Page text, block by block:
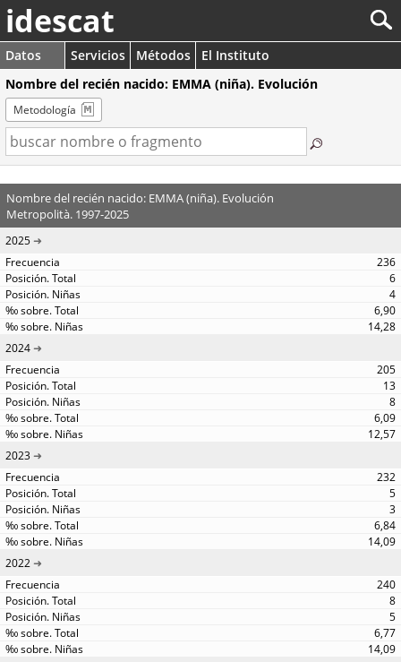
idescat
Datos Servicios Métodos
El Instituto
Nombre del recién nacido: EMMA (niña). Evolución
Metodología
Nombre del recién nacido: EMMA (niña). Evolución
Metropolità. 1997-2025
2025
236
6
4
6,90
14,28
2024
205
13
8
6,09
12,57
2023
232
5
3
6,84
14,09
2022
240
8
5
6,77
14,09